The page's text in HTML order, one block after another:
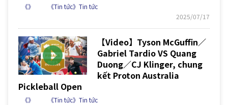
《》
《Tin tức》Tin tức
2025/07/17
【Video】Tyson McGuffin／
Gabriel Tardio VS Quang
Duong／CJ Klinger, chung
kết Proton Australia
Pickleball Open
《》
《Tin tức》Tin tức